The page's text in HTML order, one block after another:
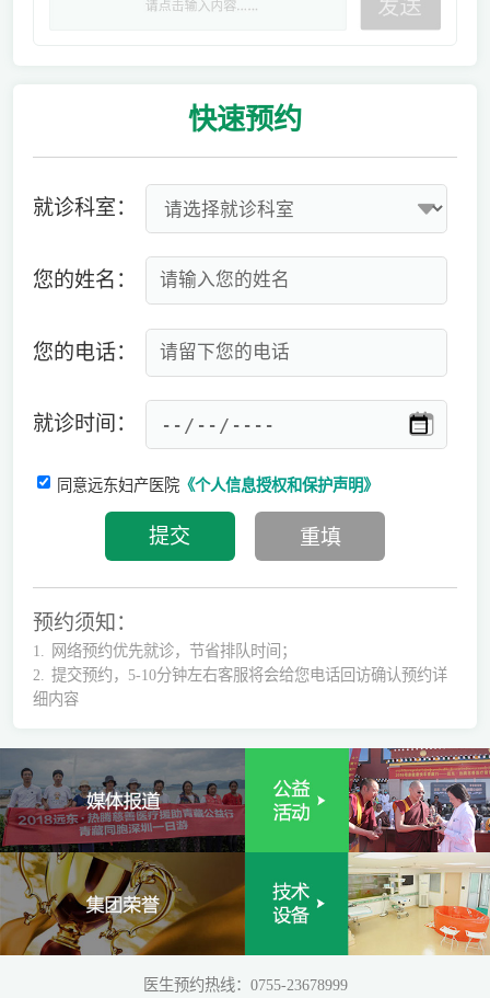
快速预约
就诊科室：
您的姓名：
您的电话：
就诊时间：
同意远东妇产医院《个人信息授权和保护声明》
预约须知：
1.
网络预约优先就诊，节省排队时间；
2.
提交预约，5-10分钟左右客服将会给您电话回访确认预约详
细内容
医生预约热线：0755-23678999